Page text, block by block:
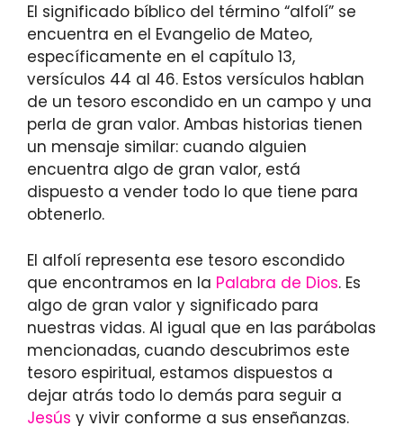
El significado bíblico del término “alfolí” se
encuentra en el Evangelio de Mateo,
específicamente en el capítulo 13,
versículos 44 al 46. Estos versículos hablan
de un tesoro escondido en un campo y una
perla de gran valor. Ambas historias tienen
un mensaje similar: cuando alguien
encuentra algo de gran valor, está
dispuesto a vender todo lo que tiene para
obtenerlo.
El alfolí representa ese tesoro escondido
que encontramos en la Palabra de Dios. Es
algo de gran valor y significado para
nuestras vidas. Al igual que en las parábolas
mencionadas, cuando descubrimos este
tesoro espiritual, estamos dispuestos a
dejar atrás todo lo demás para seguir a
Jesús y vivir conforme a sus enseñanzas.